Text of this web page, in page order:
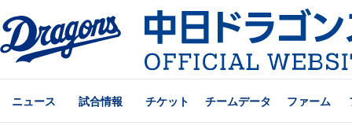
ニュース 試合情報 チケット チームデータ ファーム